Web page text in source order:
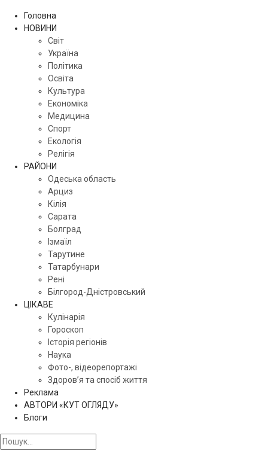
Головна
НОВИНИ
Світ
Україна
Політика
Освіта
Культура
Економіка
Медицина
Спорт
Екологія
Релігія
РАЙОНИ
Одеська область
Арциз
Кілія
Сарата
Болград
Ізмаїл
Тарутине
Татарбунари
Рені
Білгород-Дністровський
ЦІКАВЕ
Кулінарія
Гороскоп
Історія регіонів
Наука
Фото-, відеорепортажі
Здоров’я та спосіб життя
Реклама
АВТОРИ «КУТ ОГЛЯДУ»
Блоги